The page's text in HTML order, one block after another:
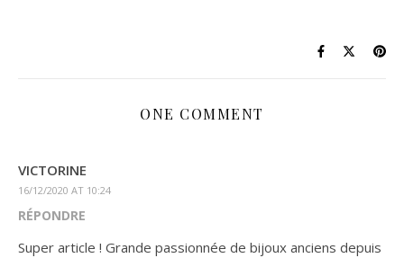
ONE COMMENT
VICTORINE
16/12/2020 AT 10:24
RÉPONDRE
Super article ! Grande passionnée de bijoux anciens depuis